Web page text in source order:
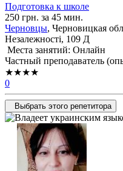
Подготовка к школе
250 грн. за 45 мин.
Черновцы, Черновицкая
Незалежності, 109 Д
Места занятий: Онлайн
Частный преподаватель
★★★★
0
Выбрать этого репетитора